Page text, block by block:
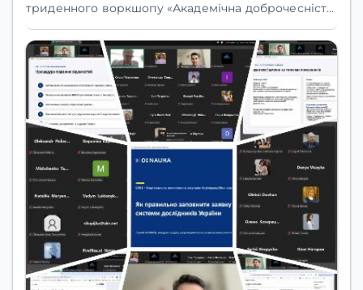
триденного воркшопу «Академічна доброчесність
і ШІ: як розробити політику закладу освіти
відповідно до нових вимог законодавства». Тема
зустрічі:«Побудова інституційної системи
забезпечення академічної доброчесності:
помилки, ризики та інструменти».